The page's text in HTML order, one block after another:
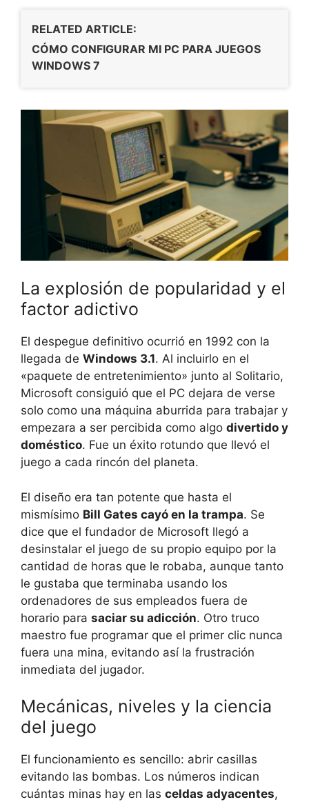
RELATED ARTICLE:
CÓMO CONFIGURAR MI PC PARA JUEGOS
WINDOWS 7
La explosión de popularidad y el
factor adictivo
El despegue definitivo ocurrió en 1992 con la
llegada de Windows 3.1. Al incluirlo en el
«paquete de entretenimiento» junto al Solitario,
Microsoft consiguió que el PC dejara de verse
solo como una máquina aburrida para trabajar y
empezara a ser percibida como algo divertido y
doméstico. Fue un éxito rotundo que llevó el
juego a cada rincón del planeta.
El diseño era tan potente que hasta el
mismísimo Bill Gates cayó en la trampa. Se
dice que el fundador de Microsoft llegó a
desinstalar el juego de su propio equipo por la
cantidad de horas que le robaba, aunque tanto
le gustaba que terminaba usando los
ordenadores de sus empleados fuera de
horario para saciar su adicción. Otro truco
maestro fue programar que el primer clic nunca
fuera una mina, evitando así la frustración
inmediata del jugador.
Mecánicas, niveles y la ciencia
del juego
El funcionamiento es sencillo: abrir casillas
evitando las bombas. Los números indican
cuántas minas hay en las celdas adyacentes,